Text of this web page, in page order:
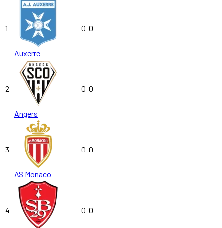
1
Auxerre
0 0
2
Angers
0 0
3
AS Monaco
0 0
4 0 0